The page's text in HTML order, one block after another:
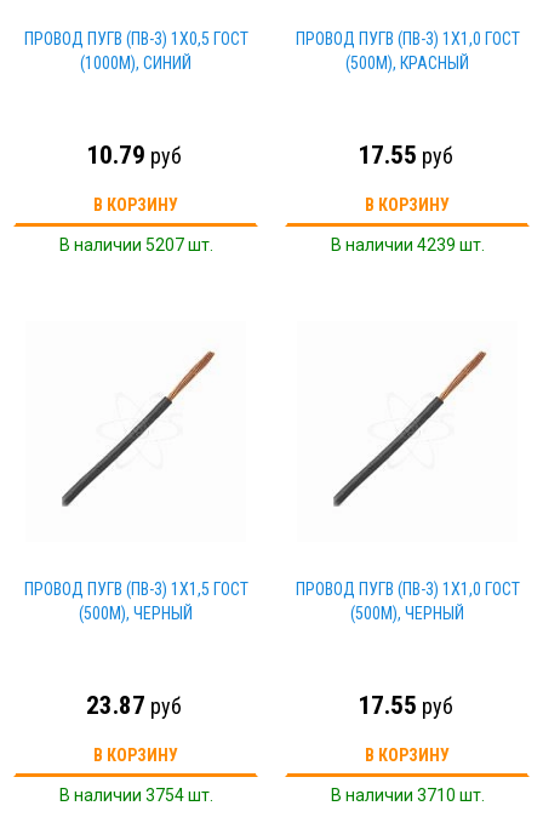
ПРОВОД ПУГВ (ПВ-3) 1Х0,5 ГОСТ
(1000М), СИНИЙ
10.79 руб
В КОРЗИНУ
В наличии 5207 шт.
ПРОВОД ПУГВ (ПВ-3) 1Х1,0 ГОСТ
(500М), КРАСНЫЙ
17.55 руб
В КОРЗИНУ
В наличии 4239 шт.
ПРОВОД ПУГВ (ПВ-3) 1Х1,5 ГОСТ
(500М), ЧЕРНЫЙ
23.87 руб
В КОРЗИНУ
В наличии 3754 шт.
ПРОВОД ПУГВ (ПВ-3) 1Х1,0 ГОСТ
(500М), ЧЕРНЫЙ
17.55 руб
В КОРЗИНУ
В наличии 3710 шт.